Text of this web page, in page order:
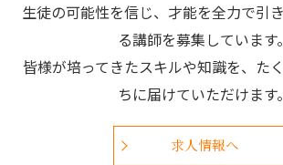
生徒の可能性を信じ、才能を全力で引
る講師を募集しています。
皆様が培ってきたスキルや知識を、た
ちに届けていただけます。
求人情報へ